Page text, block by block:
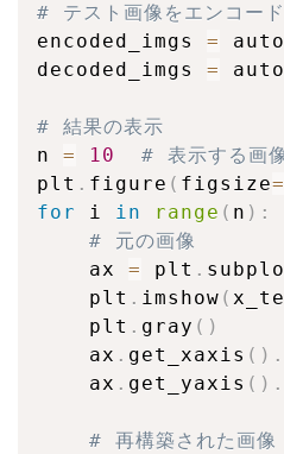
# テスト画像をエンコー
encoded_imgs =
decoded_imgs =
# 結果の表示
n = 10
# 表示する画
plt . figure ( figsize=
for
i in range ( n ) :
# 元の画像
    ax
= plt .
    plt
. imshow (
    plt
. gray ( )
    ax
. get_xaxis ( ) .
    ax
. get_yaxis ( ) .
# 再構築された画像